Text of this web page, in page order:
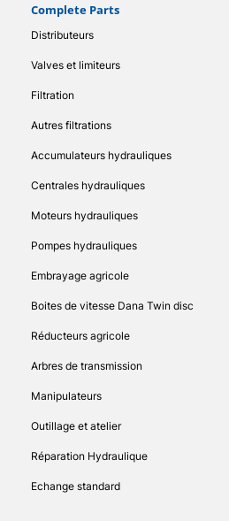
Complete Parts
Distributeurs
Valves et limiteurs
Filtration
Autres filtrations
Accumulateurs hydrauliques
Centrales hydrauliques
Moteurs hydrauliques
Pompes hydrauliques
Embrayage agricole
Boites de vitesse Dana Twin disc
Réducteurs agricole
Arbres de transmission
Manipulateurs
Outillage et atelier
Réparation Hydraulique
Echange standard